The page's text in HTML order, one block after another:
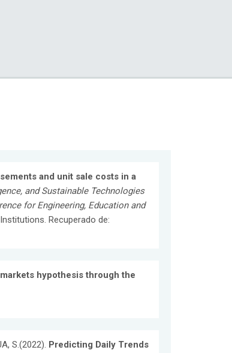
and unit sale costs in a
and Sustainable Technologies
for Engineering, Education and
Recuperado de:
hypothesis through the
S.(2022). Predicting Daily Trends